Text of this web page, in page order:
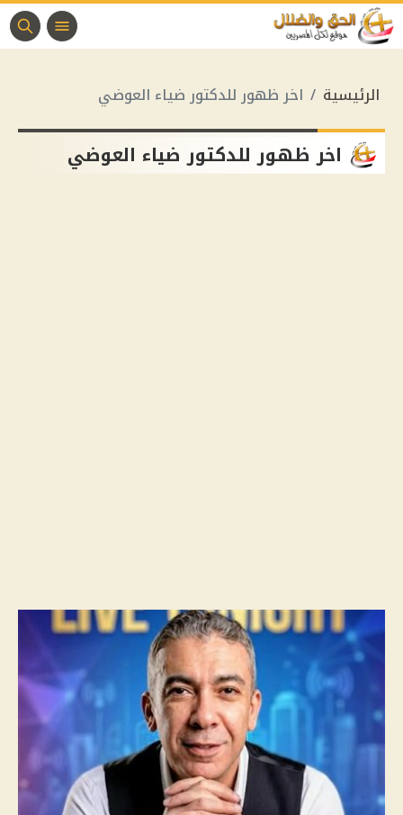
الرئيسية اخر ظهور للدكتور ضياء العوضي
اخر ظهور للدكتور ضياء العوضي